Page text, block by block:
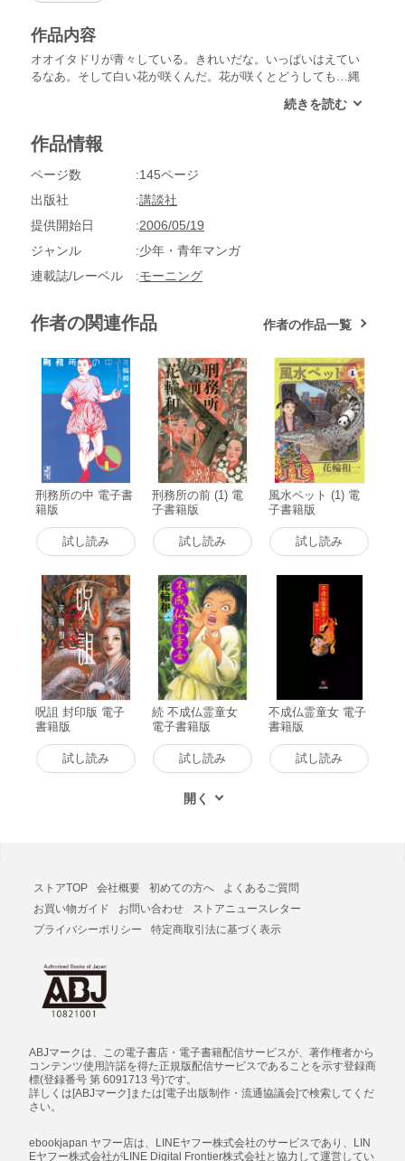
作品内容
オオイタドリが青々している。きれいだな。いっぱいはえてい
るなあ。そして白い花が咲くんだ。花が咲くとどうしても…縄
をめくると、そこにはコロポックルがいた。コロポックルがひ
北の国から届いた極上のメルヘン!!
作品情報
ページ数
145ページ
出版社
講談社
提供開始日
2006/05/19
ジャンル
少年・青年マンガ
連載誌/レーベル
モーニング
作者の関連作品 作者の作品一覧
刑務所の中 電子書
籍版
試し読み
刑務所の前 (1) 電
子書籍版
試し読み
風水ペット (1) 電
子書籍版
試し読み
呪詛 封印版 電子
書籍版
試し読み
続 不成仏霊童女
電子書籍版
試し読み
不成仏霊童女 電子
書籍版
試し読み
ストアTOP 会社概要 初めての方へ
よくあるご質問
お買い物ガイド
お問い合わせ
ストアニュースレター
プライバシーポリシー
特定商取引法に基づく表示
ABJマークは、この電子書店・電子書籍配信サービスが、著作権者から
コンテンツ使用許諾を得た正規版配信サービスであることを示す登録商
標(登録番号 第 6091713 号)です。
詳しくは[ABJマーク]または[電子出版制作・流通協議会]で検索してくだ
さい。
ebookjapan ヤフー店は、LINEヤフー株式会社のサービスであり、LIN
Eヤフー株式会社がLINE Digital Frontier株式会社と協力して運営してい